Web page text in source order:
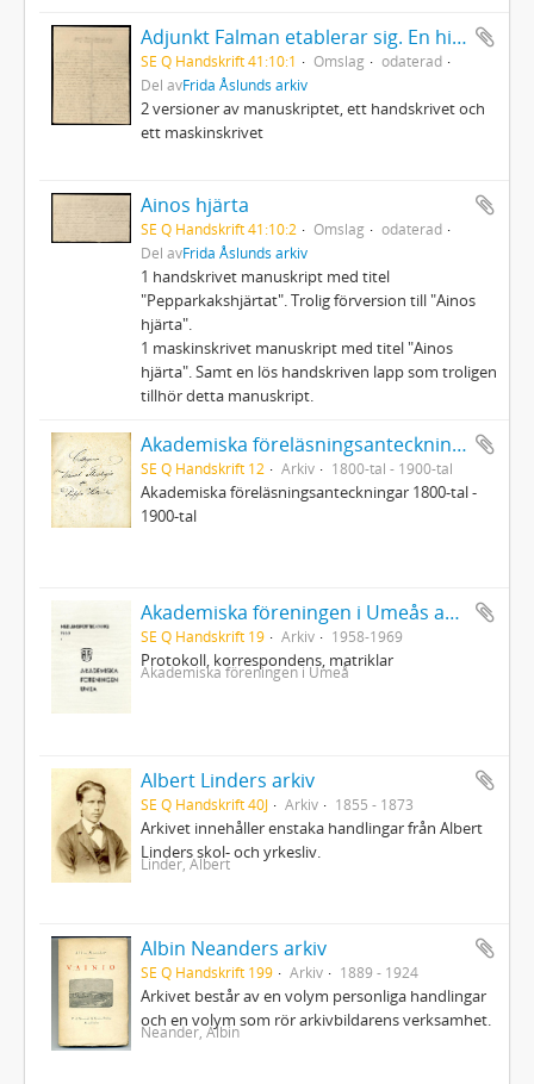
Adjunkt Falman etablerar sig. En historia i snösmältningen.
SE Q Handskrift 41:10:1 Omslag
odaterad
Del avFrida Åslunds arkiv
2 versioner av manuskriptet, ett handskrivet och
ett maskinskrivet
Ainos hjärta
SE Q Handskrift 41:10:2 Omslag
odaterad
Del avFrida Åslunds arkiv
1 handskrivet manuskript med titel
"Pepparkakshjärtat". Trolig förversion till "Ainos
hjärta".
1 maskinskrivet manuskript med titel "Ainos
hjärta". Samt en lös handskriven lapp som troligen
tillhör detta manuskript.
Akademiska föreläsningsanteckningar
SE Q Handskrift 12 Arkiv 1800-tal - 1900-tal
Akademiska föreläsningsanteckningar 1800-tal -
1900-tal
Akademiska föreningen i Umeås arkiv
SE Q Handskrift 19 Arkiv 1958-1969
Protokoll, korrespondens, matriklar
Akademiska föreningen i Umeå
Albert Linders arkiv
SE Q Handskrift 40J Arkiv 1855 - 1873
Arkivet innehåller enstaka handlingar från Albert
Linders skol- och yrkesliv.
Linder, Albert
Albin Neanders arkiv
SE Q Handskrift 199 Arkiv 1889 - 1924
Arkivet består av en volym personliga handlingar
och en volym som rör arkivbildarens verksamhet.
Neander, Albin